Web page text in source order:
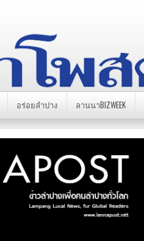
อร่อยลำปาง ลานนาBIZWEEK